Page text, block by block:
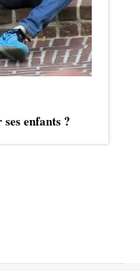
enfants ?